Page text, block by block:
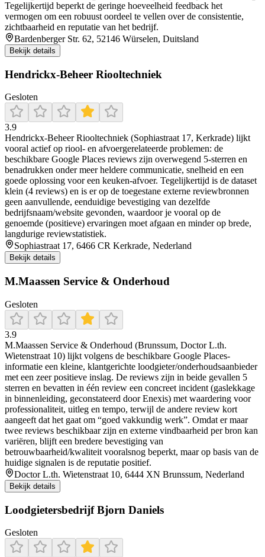
Tegelijkertijd beperkt de geringe hoeveelheid feedback het
vermogen om een robuust oordeel te vellen over de consistentie,
zichtbaarheid en reputatie van het bedrijf.
Bardenberger Str. 62, 52146 Würselen, Duitsland
Bekijk details
Hendrickx-Beheer Riooltechniek
Gesloten
3.9
Hendrickx-Beheer Riooltechniek (Sophiastraat 17, Kerkrade) lijkt
vooral actief op riool- en afvoergerelateerde problemen: de
beschikbare Google Places reviews zijn overwegend 5-sterren en
benadrukken onder meer heldere communicatie, snelheid en een
goede oplossing voor een keuken-afvoer. Tegelijkertijd is de dataset
klein (4 reviews) en is er op de toegestane externe reviewbronnen
geen aanvullende, eenduidige bevestiging van dezelfde
bedrijfsnaam/website gevonden, waardoor je vooral op de
genoemde (positieve) ervaringen moet afgaan en minder op brede,
langdurige reviewstatistiek.
Sophiastraat 17, 6466 CR Kerkrade, Nederland
Bekijk details
M.Maassen Service & Onderhoud
Gesloten
3.9
M.Maassen Service & Onderhoud (Brunssum, Doctor L.th.
Wietenstraat 10) lijkt volgens de beschikbare Google Places-
informatie een kleine, klantgerichte loodgieter/onderhoudsaanbieder
met een zeer positieve inslag. De reviews zijn in beide gevallen 5
sterren en bevatten in één review een concreet incident (gaslekkage
in binnenleiding, geconstateerd door Enexis) met waardering voor
professionaliteit, uitleg en tempo, terwijl de andere review kort
aangeeft dat het gaat om “goed vakkundig werk”. Omdat er maar
twee reviews beschikbaar zijn en externe vindbaarheid per bron kan
variëren, blijft een bredere bevestiging van
betrouwbaarheid/kwaliteit vooralsnog beperkt, maar op basis van de
huidige signalen is de reputatie positief.
Doctor L.th. Wietenstraat 10, 6444 XN Brunssum, Nederland
Bekijk details
Loodgietersbedrijf Bjorn Daniels
Gesloten